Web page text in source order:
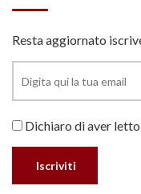
Resta aggiornato
Dichiaro di aver